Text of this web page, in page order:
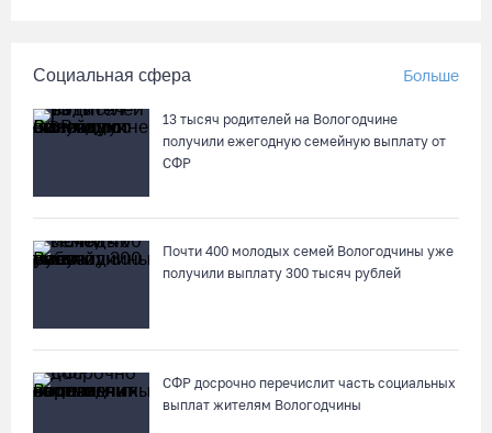
Социальная сфера Больше
13 тысяч родителей на Вологодчине
получили ежегодную семейную выплату от
СФР
Почти 400 молодых семей Вологодчины уже
получили выплату 300 тысяч рублей
СФР досрочно перечислит часть социальных
выплат жителям Вологодчины